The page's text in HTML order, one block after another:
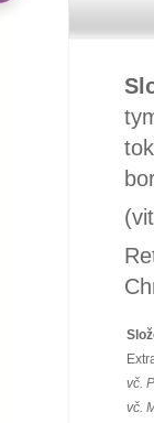
vč.
vč.